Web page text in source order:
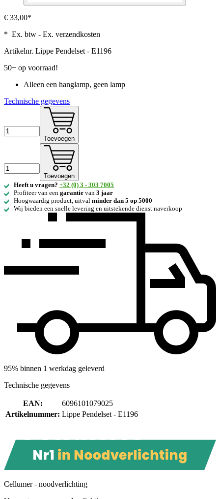
€ 33,00*
* Ex. btw - Ex. verzendkosten
Artikelnr. Lippe Pendelset - E1196
50+ op voorraad!
Alleen een hanglamp, geen lamp
Technische gegevens
Toevoegen
Toevoegen
Heeft u vragen? +32 (0) 3 - 303 7005
Profiteer van een garantie van 3 jaar
Hoogwaardig product, uitval minder dan 5 op 5000
Wij bieden een snelle levering en uitstekende dienst naverkoop
95% binnen 1 werkdag geleverd
Technische gegevens
EAN:
6096101079025
Artikelnummer: Lippe Pendelset - E1196
Cellumer - noodverlichting